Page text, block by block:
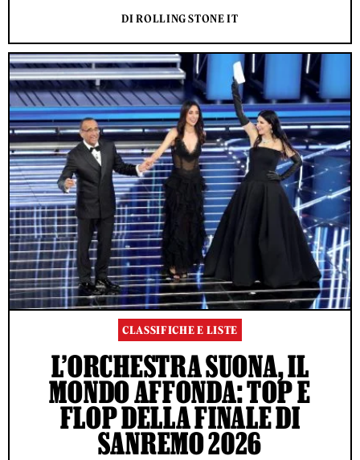
DI ROLLING STONE IT
CLASSIFICHE E LISTE
L’ORCHESTRA SUONA, IL
MONDO AFFONDA: TOP E
FLOP DELLA FINALE DI
SANREMO 2026